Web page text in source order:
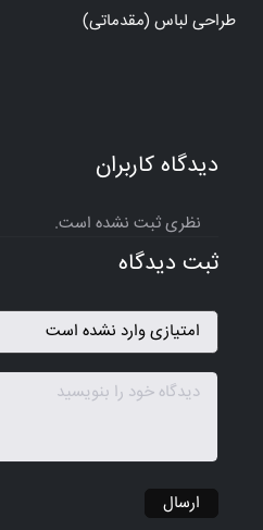
طراحی لباس (مقدماتی)
دیدگاه کاربران
نظری ثبت نشده است.
ثبت دیدگاه
ارسال